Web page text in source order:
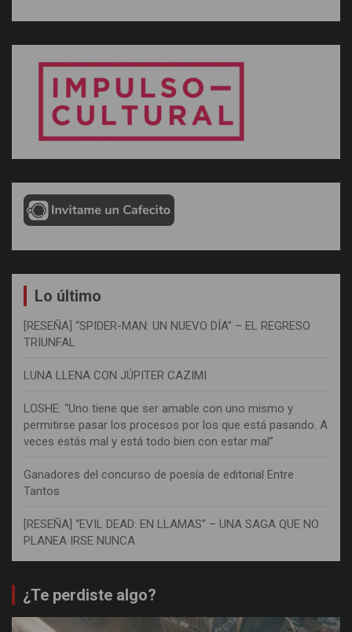
Lo último
[RESEÑA] “SPIDER-MAN: UN NUEVO DÍA” – EL REGRESO
TRIUNFAL
LUNA LLENA CON JÚPITER CAZIMI
LOSHE: “Uno tiene que ser amable con uno mismo y
permitirse pasar los procesos por los que está pasando. A
veces estás mal y está todo bien con estar mal”
Ganadores del concurso de poesía de editorial Entre
Tantos
[RESEÑA] “EVIL DEAD: EN LLAMAS” – UNA SAGA QUE NO
PLANEA IRSE NUNCA
¿Te perdiste algo?